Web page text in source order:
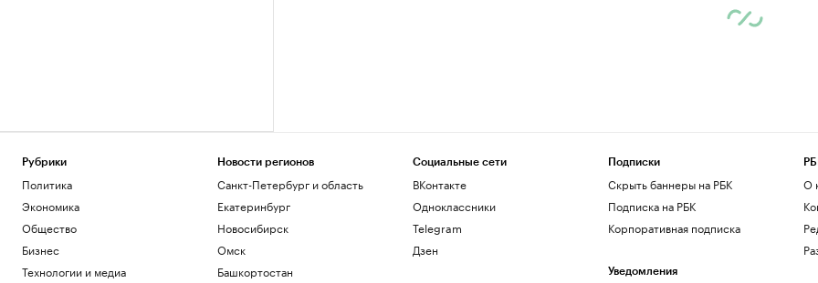
Рубрики
Политика
Экономика
Общество
Бизнес
Технологии и медиа
Новости регионов
Санкт-Петербург и область
Екатеринбург
Новосибирск
Омск
Башкортостан
Социальные сети
ВКонтакте
Одноклассники
Telegram
Дзен
Подписки
Скрыть баннеры на РБК
Подписка на РБК
Корпоративная подписка
Уведомления
О